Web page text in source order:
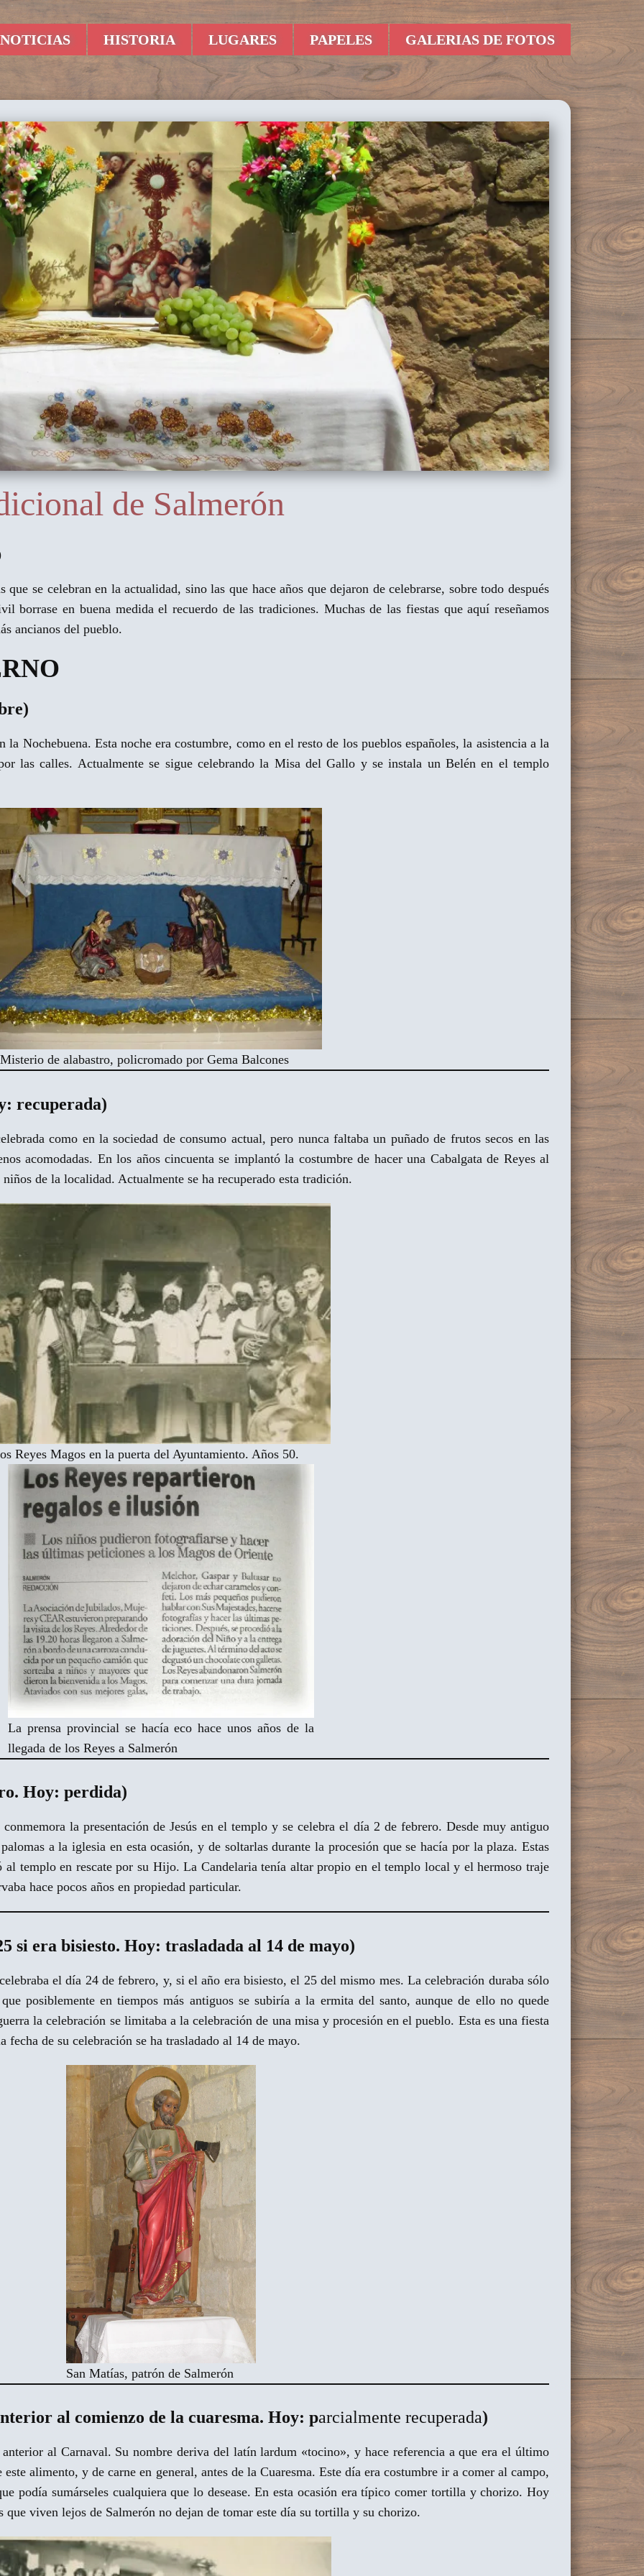
NOTICIAS HISTORIA LUGARES PAPELES GALERIAS DE FOTOS
de Salmerón
se celebran en la actualidad, sino las que hace años que dejaron de celebrarse, sobre todo después
borrase en buena medida el recuerdo de las tradiciones. Muchas de las fiestas que aquí reseñamos
ancianos del pueblo.
la Nochebuena. Esta noche era costumbre, como en el resto de los pueblos españoles, la asistencia a la
las calles. Actualmente se sigue celebrando la Misa del Gallo y se instala un Belén en el templo
Misterio de alabastro, policromado por Gema Balcones
recuperada)
como en la sociedad de consumo actual, pero nunca faltaba un puñado de frutos secos en las
acomodadas. En los años cincuenta se implantó la costumbre de hacer una Cabalgata de Reyes al
de la localidad. Actualmente se ha recuperado esta tradición.
Reyes Magos en la puerta del Ayuntamiento. Años 50.
La prensa provincial se hacía eco hace unos años de la
llegada de los Reyes a Salmerón
Hoy: perdida)
la presentación de Jesús en el templo y se celebra el día 2 de febrero. Desde muy antiguo
a la iglesia en esta ocasión, y de soltarlas durante la procesión que se hacía por la plaza. Estas
templo en rescate por su Hijo. La Candelaria tenía altar propio en el templo local y el hermoso traje
hace pocos años en propiedad particular.
si era bisiesto. Hoy: trasladada al 14 de mayo)
el día 24 de febrero, y, si el año era bisiesto, el 25 del mismo mes. La celebración duraba sólo
posiblemente en tiempos más antiguos se subiría a la ermita del santo, aunque de ello no quede
la celebración se limitaba a la celebración de una misa y procesión en el pueblo. Esta es una fiesta
fecha de su celebración se ha trasladado al 14 de mayo.
San Matías, patrón de Salmerón
al comienzo de la cuaresma. Hoy: parcialmente recuperada)
al Carnaval. Su nombre deriva del latín lardum «tocino», y hace referencia a que era el último
alimento, y de carne en general, antes de la Cuaresma. Este día era costumbre ir a comer al campo,
podía sumárseles cualquiera que lo desease. En esta ocasión era típico comer tortilla y chorizo. Hoy
viven lejos de Salmerón no dejan de tomar este día su tortilla y su chorizo.